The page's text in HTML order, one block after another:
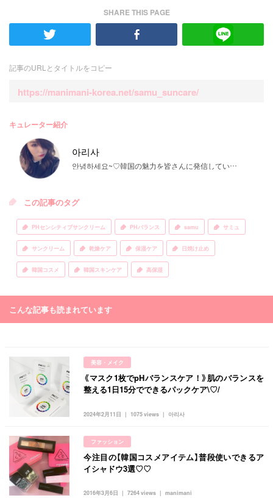
SHARE THIS PAGE
記事のURLとタイトルをコピー
https://manimani-korea.net/samu_suncare/
キュレーター紹介
아리사
안녕하세요~♡韓国の魅力を皆さんに発信していきます！SNS等でも韓国の情報アップしていきますね♡♡
この記事のタグ
PHセンシティブサンクリーム PHバランス samu サミュ
サンクリーム 乾燥ケア 保湿ケア 日焼け止め
韓国コスメ 韓国スキンケア 高保湿
こんな記事も読まれています
美容・メイク
2024年2月11日 아리사
1075 views
《マスク1枚でpHバランスケア！》肌のバランスを
整える1日15分でできるパックケア\♡/
ファッション
2016年3月6日 manimani
7264 views
今注目の【韓国コスメアイテム】普段使いできるア
イシャドウ3選♡♡